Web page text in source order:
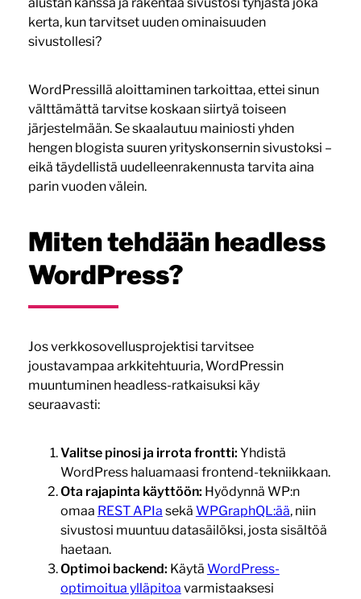
kerta, kun tarvitset uuden ominaisuuden
sivustollesi?
WordPressillä aloittaminen tarkoittaa, ettei sinun
välttämättä tarvitse koskaan siirtyä toiseen
järjestelmään. Se skaalautuu mainiosti yhden
hengen blogista suuren yrityskonsernin sivustoksi –
eikä täydellistä uudelleenrakennusta tarvita aina
parin vuoden välein.
Miten tehdään headless
WordPress?
Jos verkkosovellusprojektisi tarvitsee
joustavampaa arkkitehtuuria, WordPressin
muuntuminen headless-ratkaisuksi käy
seuraavasti:
Valitse pinosi ja irrota frontti: Yhdistä
WordPress haluamaasi frontend-tekniikkaan.
Ota rajapinta käyttöön: Hyödynnä WP:n
omaa REST APIa sekä WPGraphQL:ää, niin
sivustosi muuntuu datasäilöksi, josta sisältöä
haetaan.
Optimoi backend: Käytä WordPress-
optimoitua ylläpitoa varmistaaksesi